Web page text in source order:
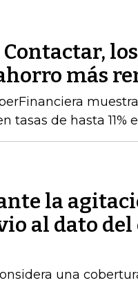
más
tasas de hasta 11%
la
al dato del
una